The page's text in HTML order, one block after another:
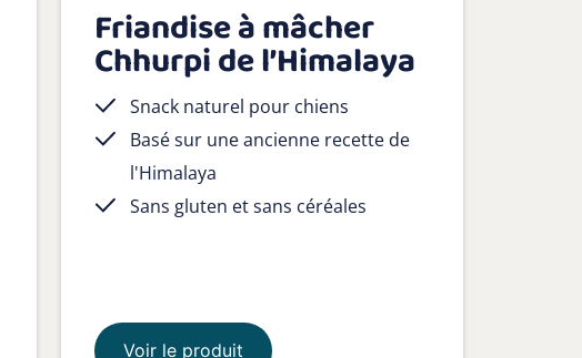
Friandise à mâcher
Chhurpi de l’Himalaya
Snack naturel pour chiens
Basé sur une ancienne recette de
l'Himalaya
Sans gluten et sans céréales
Voir le produit